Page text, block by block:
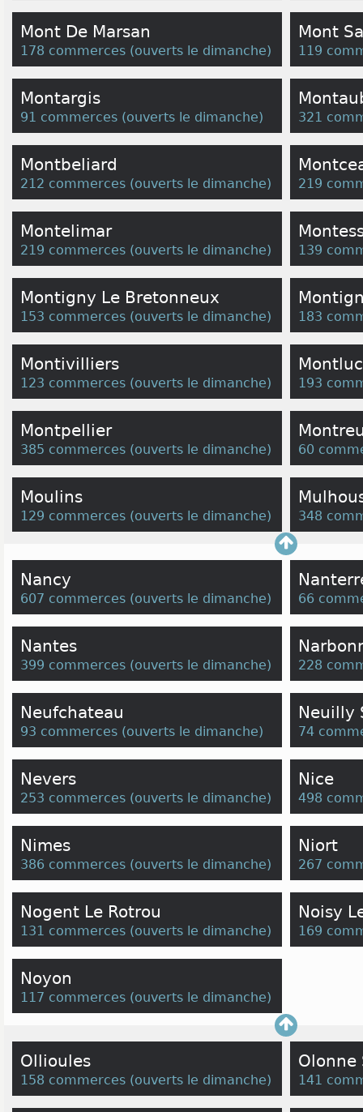
Mont De Marsan
178 commerces (ouverts le dimanche)
Mont
119
Montargis
91 commerces (ouverts le dimanche) 321
Montbeliard
212 commerces (ouverts le dimanche) 219
Montelimar
219 commerces (ouverts le dimanche) 139
Montigny Le Bretonneux
153 commerces (ouverts le dimanche) 183
Montivilliers
123 commerces (ouverts le dimanche) 193
Montpellier
385 commerces (ouverts le dimanche) 60
Moulins
129 commerces (ouverts le dimanche) 348
Nancy
607 commerces (ouverts le dimanche) 66
Nantes
399 commerces (ouverts le dimanche) 228
Neufchateau
93 commerces (ouverts le dimanche)
Neuilly
74
Nevers
253 commerces (ouverts le dimanche)
Nice
498
Nimes
386 commerces (ouverts le dimanche)
Niort
267
Nogent Le Rotrou
131 commerces (ouverts le dimanche)
Noisy
169
Noyon
117 commerces (ouverts le dimanche)
Ollioules
158 commerces (ouverts le dimanche)
Olonne
141